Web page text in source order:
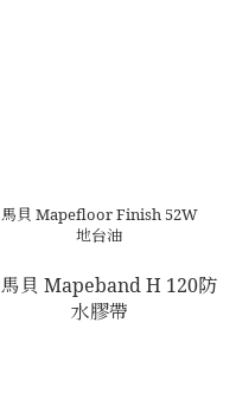
馬貝 Mapefloor Finish 52W
地台油